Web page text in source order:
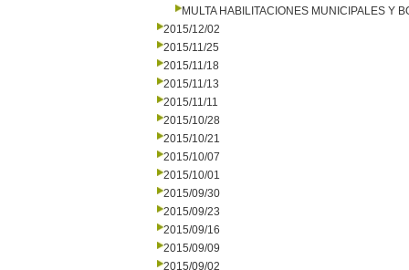
MULTA HABILITACIONES MUNICIPALES Y
2015/12/02
2015/11/25
2015/11/18
2015/11/13
2015/11/11
2015/10/28
2015/10/21
2015/10/07
2015/10/01
2015/09/30
2015/09/23
2015/09/16
2015/09/09
2015/09/02